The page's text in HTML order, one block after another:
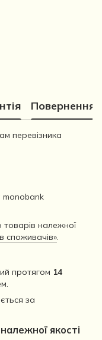
Повернення
перевізника
monobank
товарів належної
споживачів».
протягом 14
за
якості